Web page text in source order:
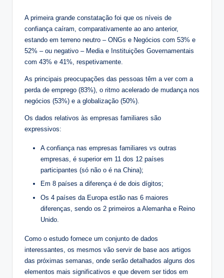
A primeira grande constatação foi que os níveis de
confiança caíram, comparativamente ao ano anterior,
estando em terreno neutro – ONGs e Negócios com 53% e
52% – ou negativo – Media e Instituições Governamentais
com 43% e 41%, respetivamente.
As principais preocupações das pessoas têm a ver com a
perda de emprego (83%), o ritmo acelerado de mudança nos
negócios (53%) e a globalização (50%).
Os dados relativos às empresas familiares são
expressivos:
A confiança nas empresas familiares vs outras
empresas, é superior em 11 dos 12 países
participantes (só não o é na China);
Em 8 países a diferença é de dois dígitos;
Os 4 países da Europa estão nas 6 maiores
diferenças, sendo os 2 primeiros a Alemanha e Reino
Unido.
Como o estudo fornece um conjunto de dados
interessantes, os mesmos vão servir de base aos artigos
das próximas semanas, onde serão detalhados alguns dos
elementos mais significativos e que devem ser tidos em